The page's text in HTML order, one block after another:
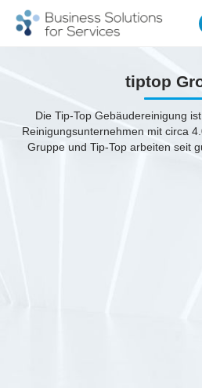
tiptop
Die Tip-Top Gebäudereinigung
Reinigungsunternehmen mit circa
Gruppe und Tip-Top arbeiten seit